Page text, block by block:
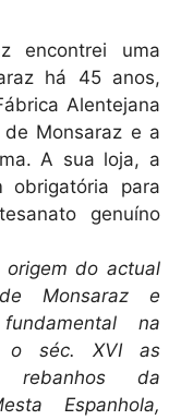
encontrei uma
há 45 anos,
Alentejana
de Monsaraz e a
A sua loja, a
obrigatória para
genuíno
do actual
Monsaraz e
na
o séc. XVI as
rebanhos da
Espanhola,